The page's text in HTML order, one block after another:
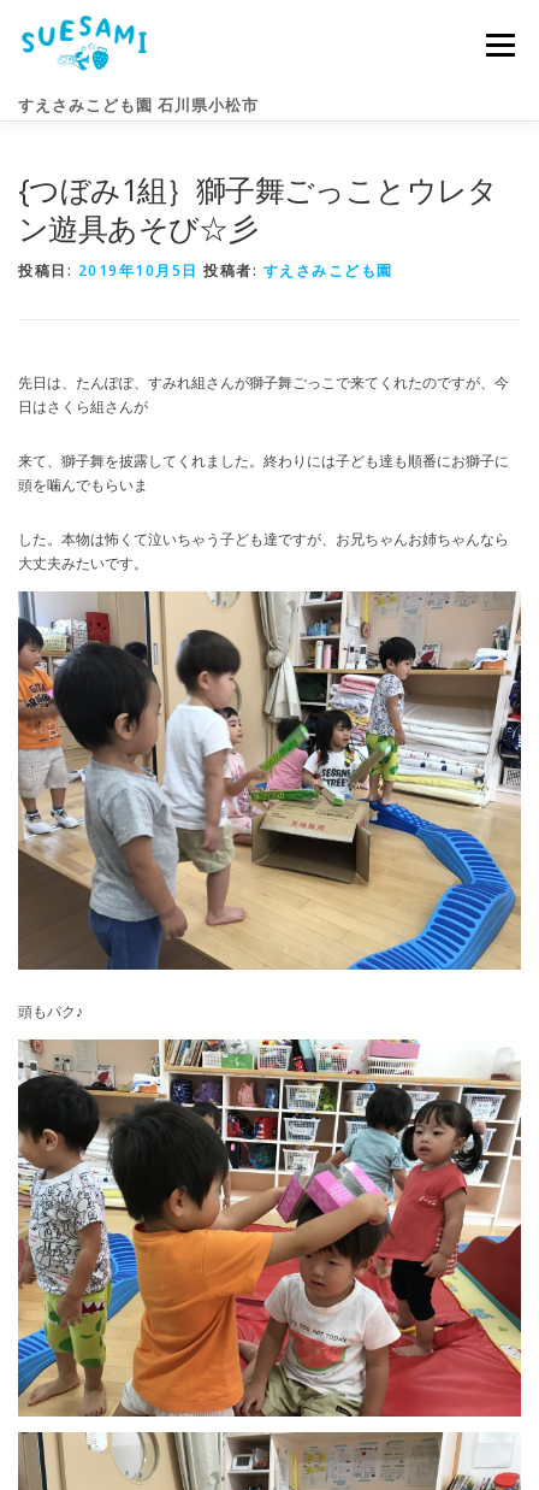
すえさみこども園 石川県小松市
メニュー
園のこと すえさみライフ 入園案内 ニュース
アクセス お問い合わせ
{つぼみ1組｝獅子舞ごっことウレタ
ン遊具あそび☆彡
投稿日: 2019年10月5日 投稿者: すえさみこども園
先日は、たんぽぽ、すみれ組さんが獅子舞ごっこで来てくれたのですが、今
日はさくら組さんが
来て、獅子舞を披露してくれました。終わりには子ども達も順番にお獅子に
頭を噛んでもらいま
した。本物は怖くて泣いちゃう子ども達ですが、お兄ちゃんお姉ちゃんなら
大丈夫みたいです。
頭もパク♪